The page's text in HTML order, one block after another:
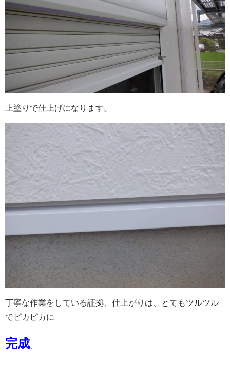
上塗りで仕上げになります。
丁寧な作業をしている証拠、仕上がりは、とてもツルツル
でピカピカに
完成。